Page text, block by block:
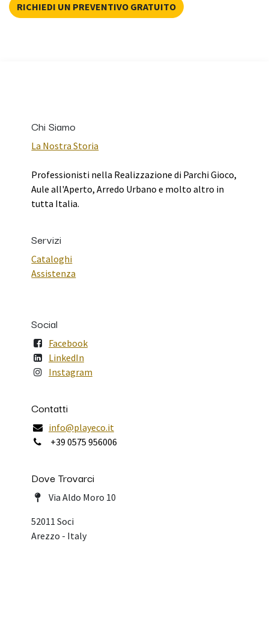
RICHIEDI UN PREVENTIVO GRATUITO
Chi Siamo
La Nostra Storia
Professionisti nella Realizzazione di Parchi Gioco,
Aule all'Aperto, Arredo Urbano e molto altro in
tutta Italia.
Servizi
Cataloghi
Assistenza
Social
Facebook
LinkedIn
Instagram
Contatti
info@playeco.it
+39 0575 956006
Dove Trovarci
Via Aldo Moro 10
52011 Soci
Arezzo - Italy